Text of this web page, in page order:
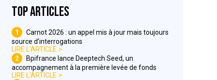
Top articles
1
Carnot 2026 : un appel mis à jour mais toujours
source d’interrogations
LIRE L'ARTICLE
2
Bpifrance lance Deeptech Seed, un
accompagnement à la première levée de fonds
LIRE L'ARTICLE